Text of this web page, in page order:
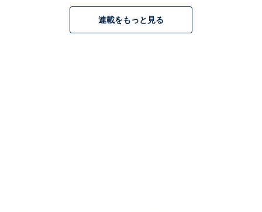
「背まで高いと思わなかった」“身長を知って驚
いた40代男性俳優”ランキング！ 1位は？【2026
連載をもっと見る